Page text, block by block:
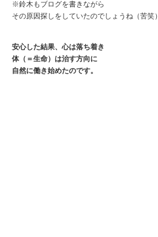
※鈴木もブログを書きながら
その原因探しをしていたのでしょうね（苦笑）
安心した結果、心は落ち着き
体（＝生命）は治す方向に
自然に働き始めたのです。